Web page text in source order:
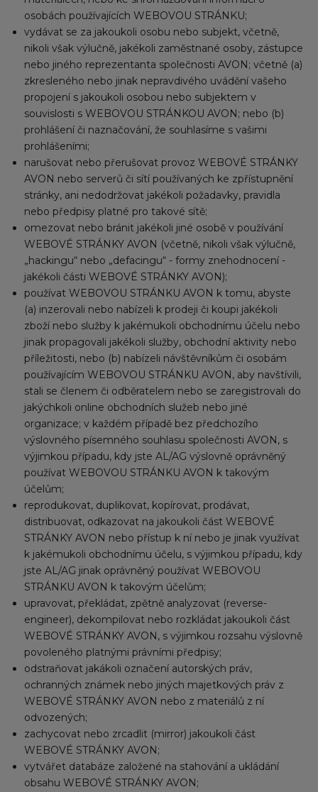
osobách používajících WEBOVOU STRÁNKU;
vydávat se za jakoukoli osobu nebo subjekt, včetně,
nikoli však výlučně, jakékoli zaměstnané osoby, zástupce
nebo jiného reprezentanta společnosti AVON; včetně (a)
zkresleného nebo jinak nepravdivého uvádění vašeho
propojení s jakoukoli osobou nebo subjektem v
souvislosti s WEBOVOU STRÁNKOU AVON; nebo (b)
prohlášení či naznačování, že souhlasíme s vašimi
prohlášeními;
narušovat nebo přerušovat provoz WEBOVÉ STRÁNKY
AVON nebo serverů či sítí používaných ke zpřístupnění
stránky, ani nedodržovat jakékoli požadavky, pravidla
nebo předpisy platné pro takové sítě;
omezovat nebo bránit jakékoli jiné osobě v používání
WEBOVÉ STRÁNKY AVON (včetně, nikoli však výlučně,
„hackingu“ nebo „defacingu“ - formy znehodnocení -
jakékoli části WEBOVÉ STRÁNKY AVON);
používat WEBOVOU STRÁNKU AVON k tomu, abyste
(a) inzerovali nebo nabízeli k prodeji či koupi jakékoli
zboží nebo služby k jakémukoli obchodnímu účelu nebo
jinak propagovali jakékoli služby, obchodní aktivity nebo
příležitosti, nebo (b) nabízeli návštěvníkům či osobám
používajícím WEBOVOU STRÁNKU AVON, aby navštívili,
stali se členem či odběratelem nebo se zaregistrovali do
jakýchkoli online obchodních služeb nebo jiné
organizace; v každém případě bez předchozího
výslovného písemného souhlasu společnosti AVON, s
výjimkou případu, kdy jste AL/AG výslovně oprávněný
používat WEBOVOU STRÁNKU AVON k takovým
účelům;
reprodukovat, duplikovat, kopírovat, prodávat,
distribuovat, odkazovat na jakoukoli část WEBOVÉ
STRÁNKY AVON nebo přístup k ní nebo je jinak využívat
k jakémukoli obchodnímu účelu, s výjimkou případu, kdy
jste AL/AG jinak oprávněný používat WEBOVOU
STRÁNKU AVON k takovým účelům;
upravovat, překládat, zpětně analyzovat (reverse-
engineer), dekompilovat nebo rozkládat jakoukoli část
WEBOVÉ STRÁNKY AVON, s výjimkou rozsahu výslovně
povoleného platnými právními předpisy;
odstraňovat jakákoli označení autorských práv,
ochranných známek nebo jiných majetkových práv z
WEBOVÉ STRÁNKY AVON nebo z materiálů z ní
odvozených;
zachycovat nebo zrcadlit (mirror) jakoukoli část
WEBOVÉ STRÁNKY AVON;
vytvářet databáze založené na stahování a ukládání
obsahu WEBOVÉ STRÁNKY AVON;